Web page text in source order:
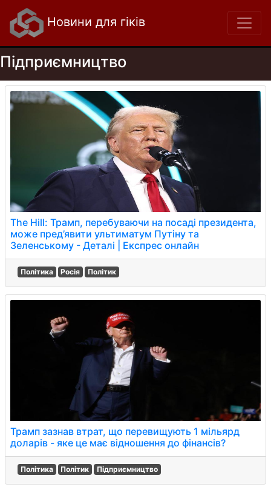
Новини для гіків
Підприємництво
The Hill: Трамп, перебуваючи на посаді президента,
може пред’явити ультиматум Путіну та
Зеленському - Деталі | Експрес онлайн
Політика Росія Політик
Трамп зазнав втрат, що перевищують 1 мільярд
доларів - яке це має відношення до фінансів?
Політика Політик Підприємництво